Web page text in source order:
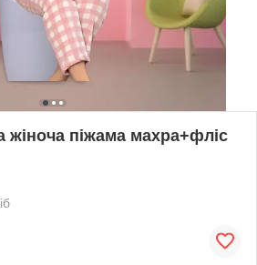
жіноча піжама махра+фліс